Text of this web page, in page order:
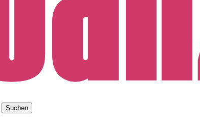
Suchen